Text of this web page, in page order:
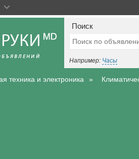
Поиск
Например: Часы
техника и электроника